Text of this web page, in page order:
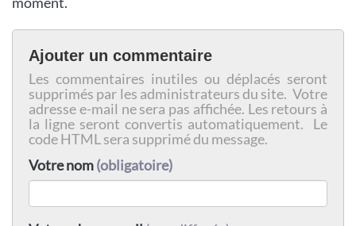
Ajouter un commentaire
Les commentaires inutiles ou déplacés seront
supprimés par les administrateurs du site. Votre
adresse e-mail ne sera pas affichée. Les retours à
la ligne seront convertis automatiquement. Le
code HTML sera supprimé du message.
Votre nom(obligatoire)